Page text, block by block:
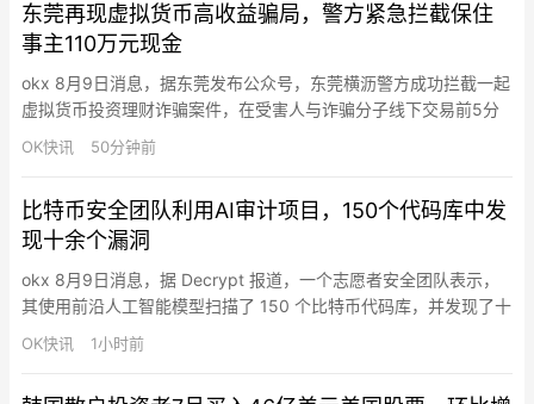
会对投资减少产生抑制作…
东莞再现虚拟货币高收益骗局，警方紧急拦截保住
事主110万元现金
okx 8月9日消息，据东莞发布公众号，东莞横沥警方成功拦截一起
虚拟货币投资理财诈骗案件，在受害人与诈骗分子线下交易前5分
钟，及时保住110万元现金，避免重大经济损失。据了解，事主李
女士（化名）此前在网上结识一名陌生网友，对方以“虚拟货币内部
投资获利假象。随后，诈骗分子以“需线下现金兑换美元充值”为…
OK快讯 50分钟前
比特币安全团队利用AI审计项目，150个代码库中发
现十余个漏洞
okx 8月9日消息，据 Decrypt 报道，一个志愿者安全团队表示，
其使用前沿人工智能模型扫描了 150 个比特币代码库，并发现了十
几个漏洞。该团队已构建多个基于 AI 的审查系统，目标包括钱
包、加密库、基础设施和其他比特币项目。团队成员称，目前平均
OK快讯 1小时前